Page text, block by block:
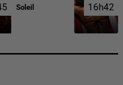
Soleil 16h42
16h42